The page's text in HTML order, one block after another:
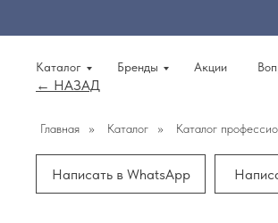
Каталог Бренды Акции
← НАЗАД
Главная » Каталог » Каталог
Написать в WhatsApp